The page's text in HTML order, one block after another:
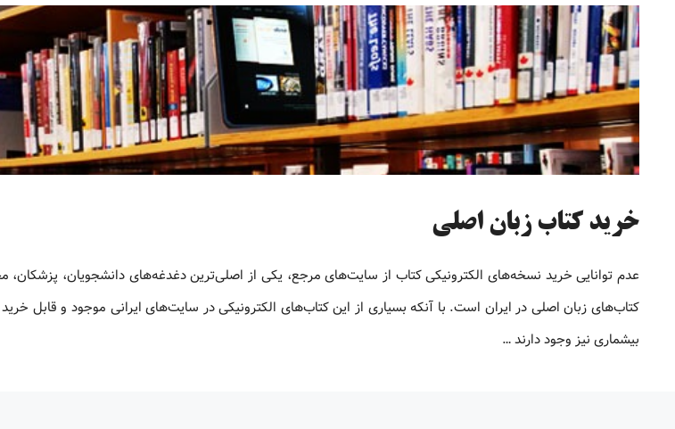
خرید کتاب زبان اصلی
عدم توانایی خرید نسخه‌های الکترونیکی کتاب‌ از سایت‌های مرجع، یکی از اصلی‌ترین دغدغه‌های دانشجویان، پزشکان،
کتاب‌های زبان اصلی در ایران است. با آنکه بسیاری از این کتاب‌های الکترونیکی در سایت‌های ایرانی موجود و قابل خرید
بیشماری نیز وجود دارند …